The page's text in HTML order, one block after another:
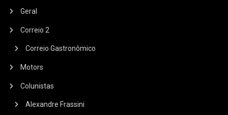
Geral
Correio 2
Correio Gastronômico
Motors
Colunistas
Alexandre Frassini